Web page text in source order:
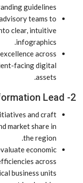
guidelines.
teams to
clear, intuitive
infographics.
across
facing digital
assets.
2- Strategy & Transformation Lead
and craft
market share in
the region.
economic
across
business units.